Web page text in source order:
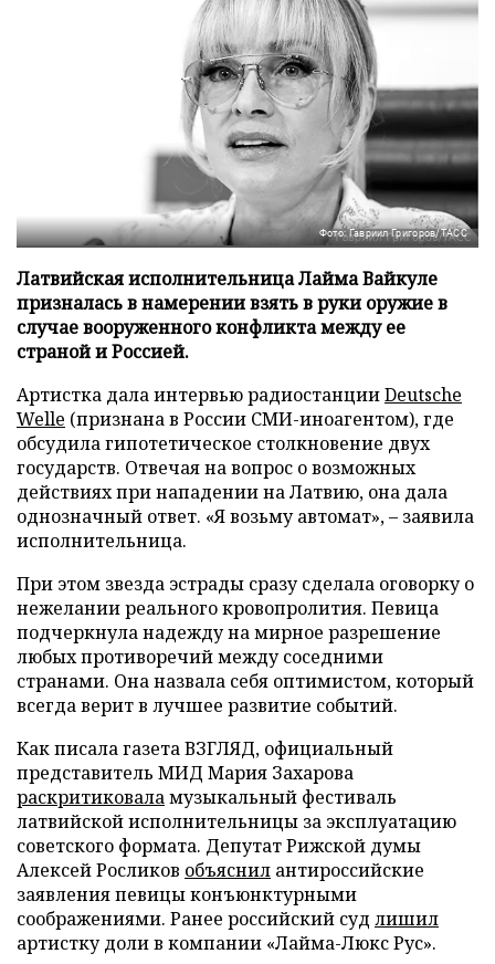
Фото: Гавриил Григоров/ТАСС
Латвийская исполнительница Лайма Вайкуле
призналась в намерении взять в руки оружие в
случае вооруженного конфликта между ее
страной и Россией.
Артистка дала интервью радиостанцииDeutsche
Welle (признана в России СМИ-иноагентом), где
обсудила гипотетическое столкновение двух
государств. Отвечая на вопрос о возможных
действиях при нападении на Латвию, она дала
однозначный ответ. «Я возьму автомат», – заявила
исполнительница.
При этом звезда эстрады сразу сделала оговорку о
нежелании реального кровопролития. Певица
подчеркнула надежду на мирное разрешение
любых противоречий между соседними
странами. Она назвала себя оптимистом, который
всегда верит в лучшее развитие событий.
Как писала газета ВЗГЛЯД, официальный
представитель МИД Мария Захарова
раскритиковаламузыкальный фестиваль
латвийской исполнительницы за эксплуатацию
советского формата. Депутат Рижской думы
Алексей Росликов объяснил антироссийские
заявления певицы конъюнктурными
соображениями. Ранее российский суд лишил
артистку доли в компании «Лайма-Люкс Рус».